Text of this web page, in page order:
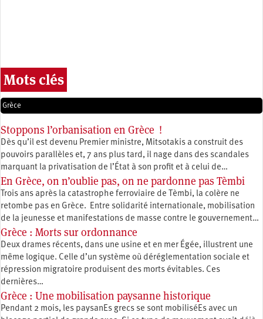
Mots clés
Grèce
Stoppons l’orbanisation en Grèce !
Dès qu’il est devenu Premier ministre, Mitsotakis a construit des
pouvoirs parallèles et, 7 ans plus tard, il nage dans des scandales
marquant la privatisation de l’État à son profit et à celui de…
En Grèce, on n’oublie pas, on ne pardonne pas Tèmbi
Trois ans après la catastrophe ferroviaire de Tèmbi, la colère ne
retombe pas en Grèce. Entre solidarité internationale, mobilisation
de la jeunesse et manifestations de masse contre le gouvernement…
Grèce : Morts sur ordonnance
Deux drames récents, dans une usine et en mer Égée, illustrent une
même logique. Celle d’un système où déréglementation sociale et
répression migratoire produisent des morts évitables. Ces
dernières…
Grèce : Une mobilisation paysanne historique
Pendant 2 mois, les paysanEs grecs se sont mobiliséEs avec un